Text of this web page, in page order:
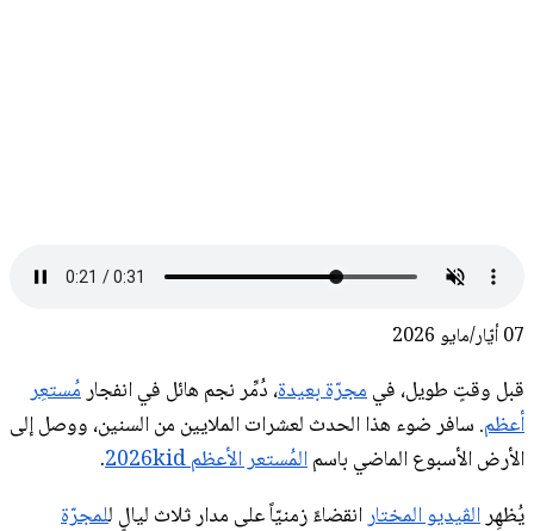
07 أيّار/مايو 2026
قبل وقتٍ طويل، فيمجرّة بعيدة، دُمِّر نجم هائل في انفجارمُستعِر
أعظم. سافر ضوء هذا الحدث لعشرات الملايين من السنين، ووصل إلى
الأرض الأسبوع الماضي باسمالمُستعر الأعظم 2026kid
.
يُظهِرالڤيديو المختارانقضاءً زمنيّاً على مدار ثلاث ليالٍ للمجرّة